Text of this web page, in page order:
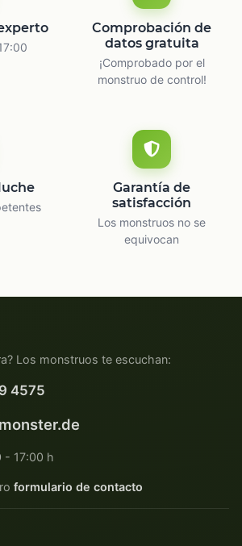
Comprobación de
datos gratuita
¡Comprobado por el
monstruo de control!
Garantía de
satisfacción
Los monstruos no se
equivocan
Los monstruos te escuchan:
4575
- 17:00 h
formulario de contacto